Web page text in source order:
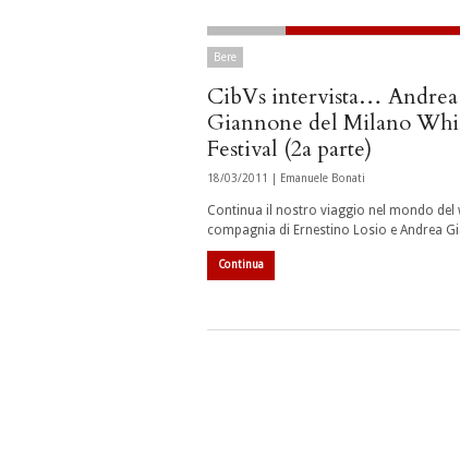
Bere
CibVs intervista… Andrea
Giannone del Milano
Festival (2a parte)
18/03/2011 | Emanuele Bonati
Continua il nostro viaggio nel mondo del
compagnia di Ernestino Losio e Andrea
Continua